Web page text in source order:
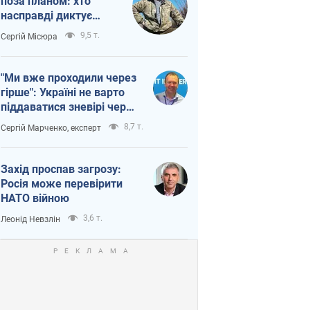
насправді диктує
темп війни
Сергій Місюра 9,5 т.
"Ми вже проходили через
гірше": Україні не варто
піддаватися зневірі через
ракетний терор
Сергій Марченко, експерт 8,7 т.
Захід проспав загрозу:
Росія може перевірити
НАТО війною
Леонід Невзлін 3,6 т.